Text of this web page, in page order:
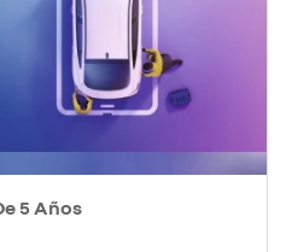
5 Años